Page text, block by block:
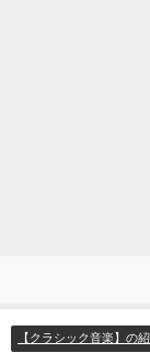
【クラシック音楽】の